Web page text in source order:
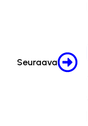
Seuraava